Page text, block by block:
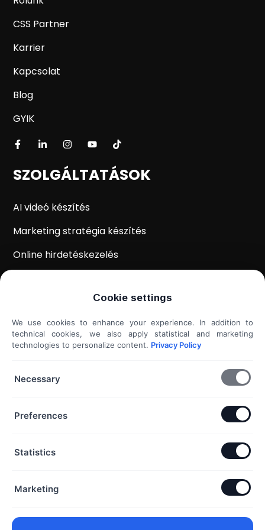
CSS Partner
Karrier
Kapcsolat
Blog
GYIK
SZOLGÁLTATÁSOK
AI videó készítés
Marketing stratégia készítés
Online hirdetéskezelés
Weboldal kiértékelés
Shoprenter / Unas webshop készítés
Hideg e-mail megkeresés
További szolgáltatások...
+36 20 453 3533
Iroda:
Cookie settings
We use cookies to enhance your experience. In addition to
technical cookies, we also apply statistical and marketing
technologies to personalize content. Privacy Policy
Necessary
Preferences
Statistics
Marketing